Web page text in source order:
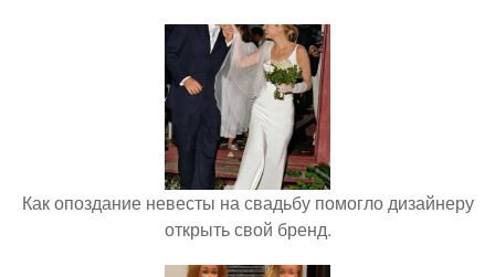
Как опоздание невесты на свадьбу помогло дизайнеру
открыть свой бренд.